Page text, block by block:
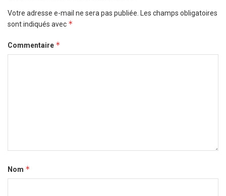
Votre adresse e-mail ne sera pas publiée. Les champs obligatoires
sont indiqués avec *
Commentaire *
Nom *